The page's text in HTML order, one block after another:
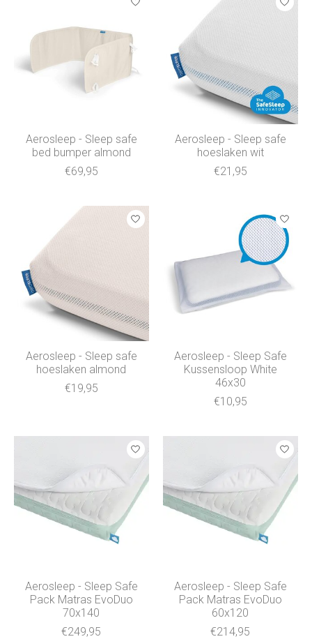
Aerosleep - Sleep safe
bed bumper almond
€69,95
Aerosleep - Sleep safe
hoeslaken wit
€21,95
Aerosleep - Sleep safe
hoeslaken almond
€19,95
Aerosleep - Sleep Safe
Kussensloop White
46x30
€10,95
Aerosleep - Sleep Safe
Pack Matras EvoDuo
70x140
€249,95
Aerosleep - Sleep Safe
Pack Matras EvoDuo
60x120
€214,95